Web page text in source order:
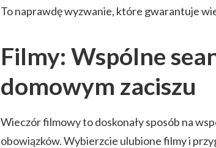
To naprawdę wyzwanie, które gwarantuje
Filmy: Wspólne
domowym zaciszu
Wieczór filmowy to doskonały sposób na
obowiązków. Wybierzcie ulubione filmy i